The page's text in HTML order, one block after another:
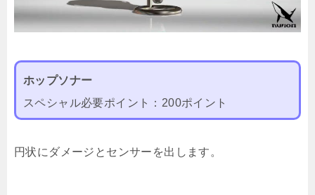
ホップソナー
スペシャル必要ポイント：200ポイント
円状にダメージとセンサーを出します。